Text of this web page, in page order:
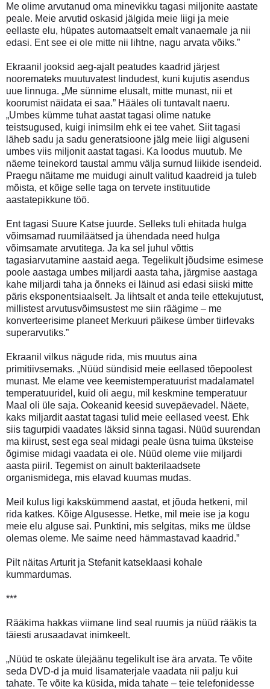
Me olime arvutanud oma minevikku tagasi miljonite aastate
peale. Meie arvutid oskasid jälgida meie liigi ja meie
eellaste elu, hüpates automaatselt emalt vanaemale ja nii
edasi. Ent see ei ole mitte nii lihtne, nagu arvata võiks.”
Ekraanil jooksid aeg-ajalt peatudes kaadrid järjest
nooremateks muutuvatest lindudest, kuni kujutis asendus
uue linnuga. „Me sünnime elusalt, mitte munast, nii et
koorumist näidata ei saa.” Hääles oli tuntavalt naeru.
„Umbes kümme tuhat aastat tagasi olime natuke
teistsugused, kuigi inimsilm ehk ei tee vahet. Siit tagasi
läheb sadu ja sadu generatsioone jälg meie liigi alguseni
umbes viis miljonit aastat tagasi. Ka loodus muutub. Me
näeme teinekord taustal ammu välja surnud liikide isendeid.
Praegu näitame me muidugi ainult valitud kaadreid ja tuleb
mõista, et kõige selle taga on tervete instituutide
aastatepikkune töö.
Ent tagasi Suure Katse juurde. Selleks tuli ehitada hulga
võimsamad ruumiläätsed ja ühendada need hulga
võimsamate arvutitega. Ja ka sel juhul võttis
tagasiarvutamine aastaid aega. Tegelikult jõudsime esimese
poole aastaga umbes miljardi aasta taha, järgmise aastaga
kahe miljardi taha ja õnneks ei läinud asi edasi siiski mitte
päris eksponentsiaalselt. Ja lihtsalt et anda teile ettekujutust,
millistest arvutusvõimsustest me siin räägime – me
konverteerisime planeet Merkuuri päikese ümber tiirlevaks
superarvutiks.”
Ekraanil vilkus nägude rida, mis muutus aina
primitiivsemaks. „Nüüd sündisid meie eellased tõepoolest
munast. Me elame vee keemistemperatuurist madalamatel
temperatuuridel, kuid oli aegu, mil keskmine temperatuur
Maal oli üle saja. Ookeanid keesid suvepäevadel. Näete,
kaks miljardit aastat tagasi tulid meie eellased veest. Ehk
siis tagurpidi vaadates läksid sinna tagasi. Nüüd suurendan
ma kiirust, sest ega seal midagi peale üsna tuima üksteise
õgimise midagi vaadata ei ole. Nüüd oleme viie miljardi
aasta piiril. Tegemist on ainult bakterilaadsete
organismidega, mis elavad kuumas mudas.
Meil kulus ligi kakskümmend aastat, et jõuda hetkeni, mil
rida katkes. Kõige Algusesse. Hetke, mil meie ise ja kogu
meie elu alguse sai. Punktini, mis selgitas, miks me üldse
olemas oleme. Me saime need hämmastavad kaadrid.”
Pilt näitas Arturit ja Stefanit katseklaasi kohale
kummardumas.
***
Rääkima hakkas viimane lind seal ruumis ja nüüd rääkis ta
täiesti arusaadavat inimkeelt.
„Nüüd te oskate ülejäänu tegelikult ise ära arvata. Te võite
seda DVD-d ja muid lisamaterjale vaadata nii palju kui
tahate. Te võite ka küsida, mida tahate – teie telefonidesse